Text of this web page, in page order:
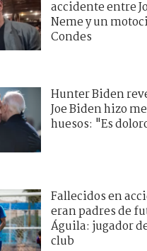
accidente entre
Neme y un
Condes
Hunter Biden
Joe Biden hizo
huesos: "Es
Fallecidos en
eran padres de
Águila: jugador
club